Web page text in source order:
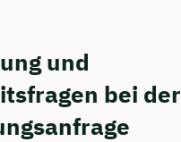
und
bei der